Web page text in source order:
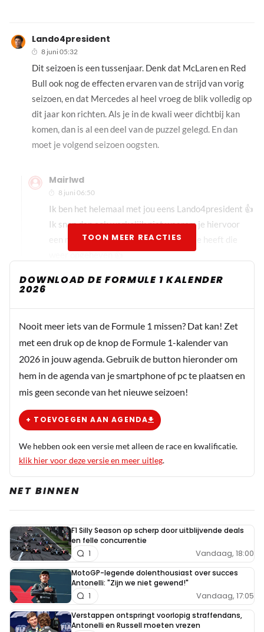
Lando4president
8 juni 05:32
Dit seizoen is een tussenjaar. Denk dat McLaren en Red
Bull ook nog de effecten ervaren van de strijd van vorig
seizoen, en dat Mercedes al heel vroeg de blik volledig op
dit jaar kon richten. Als je in de kwali weer dichtbij kan
komen, dan is al een deel van de puzzel gelegd. En dan
moet je volgend seizoen oogsten.
Mairlwd
8 juni 06:50
Ik ben het helemaal met jou eens Lando4president 👍
Ik snap dan ook werkelijk niet waarom je hiervoor
een minnetje hebt gekregen, mijn plusje heeft die
weer opgeheven 👍
minnetje geven. Vind ik verder prima. Als je op
een circuit komt, is het altijd gezellig tussen fans
van verschillende teams en rijders, maar hier
lukt dat niet elke keer helaas.
TOON MEER REACTIES
DOWNLOAD DE FORMULE 1 KALENDER
2026
Nooit meer iets van de Formule 1 missen? Dat kan! Zet
met een druk op de knop de Formule 1-kalender van
2026 in jouw agenda. Gebruik de button hieronder om
hem in de agenda van je smartphone of pc te plaatsen en
mis geen seconde van het nieuwe seizoen!
+ TOEVOEGEN AAN AGENDA
We hebben ook een versie met alleen de race en kwalificatie.
klik hier voor deze versie en meer uitleg.
NET BINNEN
F1 Silly Season op scherp door uitblijvende deals
en felle concurrentie
Vandaag, 18:00
1
MotoGP-legende dolenthousiast over succes
Antonelli: "Zijn we niet gewend!"
Vandaag, 17:05
1
Verstappen ontspringt voorlopig straffendans,
Antonelli en Russell moeten vrezen